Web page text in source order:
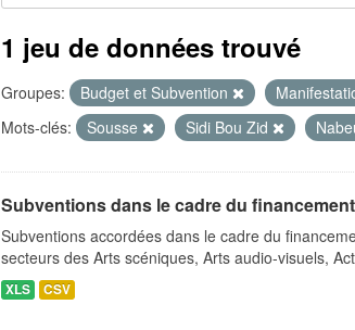
1 jeu de données trouvé
Groupes: Budget et Subvention
Mots-clés:
Sousse Sidi Bou Zid
Subventions dans le cadre du
Subventions accordées dans le cadre du
secteurs des Arts scéniques, Arts audio-visuels,
XLS CSV